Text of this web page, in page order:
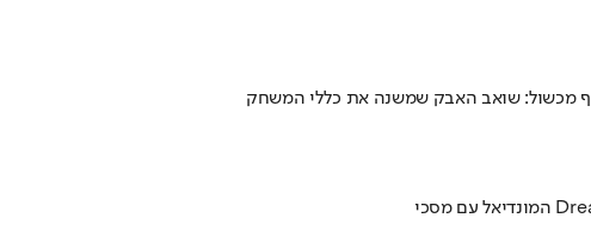
מכשול: שואב האבק שמשנה את כללי המשחק